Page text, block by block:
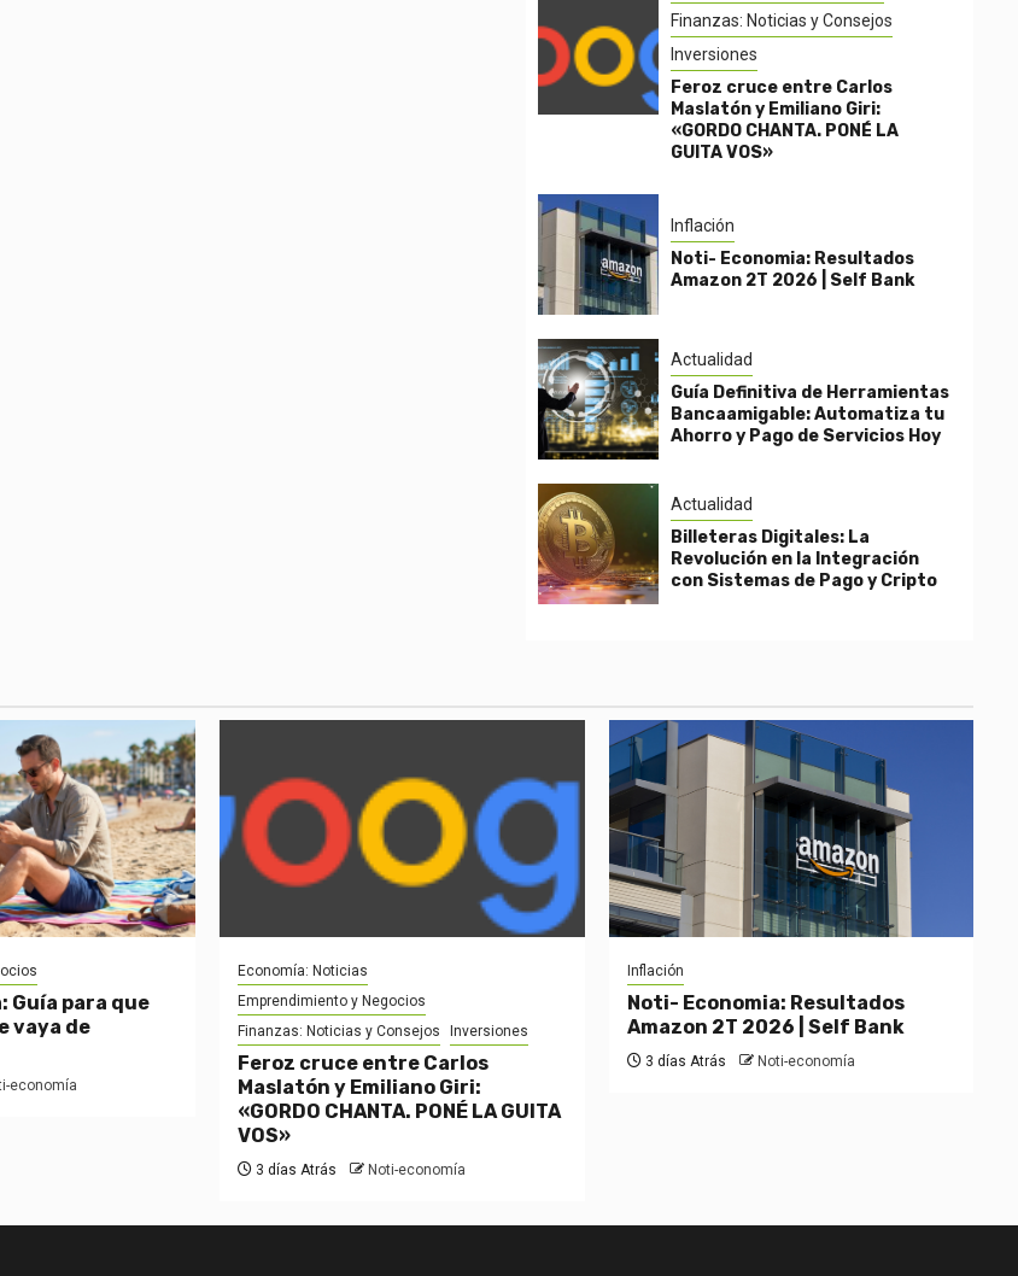
Finanzas: Noticias y Consejos
Inversiones
Feroz cruce entre Carlos
Maslatón y Emiliano Giri:
«GORDO CHANTA. PONÉ LA
GUITA VOS»
Inflación
Noti- Economia: Resultados
Amazon 2T 2026 | Self Bank
Actualidad
Guía Definitiva de Herramientas
Bancaamigable: Automatiza tu
Ahorro y Pago de Servicios Hoy
Actualidad
Billeteras Digitales: La
Revolución en la Integración
con Sistemas de Pago y Cripto
Guía para que
vaya de
economía
Economía: Noticias
Emprendimiento y Negocios
Finanzas: Noticias y Consejos
Inversiones
Feroz cruce entre Carlos
Maslatón y Emiliano Giri:
«GORDO CHANTA. PONÉ LA GUITA
VOS»
3 días Atrás Noti-economía
Inflación
Noti- Economia: Resultados
Amazon 2T 2026 | Self Bank
3 días Atrás Noti-economía